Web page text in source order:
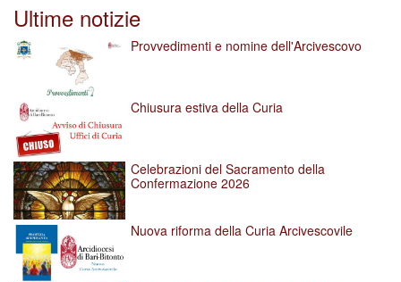
per
vedere
l'immagine
alle
dimensioni
originali…
Ultime notizie
Provvedimenti e nomine dell'Arcivescovo
Chiusura estiva della Curia
Celebrazioni del Sacramento della
Confermazione 2026
Nuova riforma della Curia Arcivescovile